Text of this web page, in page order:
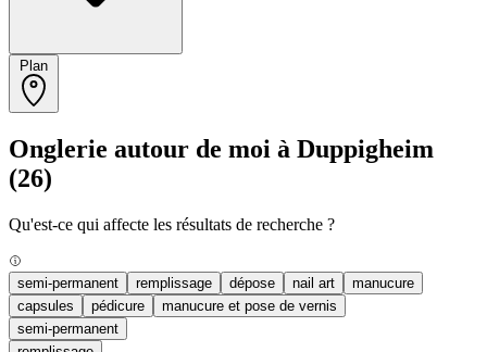
Onglerie autour de moi à Duppigheim
(26)
Qu'est-ce qui affecte les résultats de recherche ?
semi-permanent remplissage dépose nail art
manucure
capsules
pédicure
manucure et pose de vernis
semi-permanent